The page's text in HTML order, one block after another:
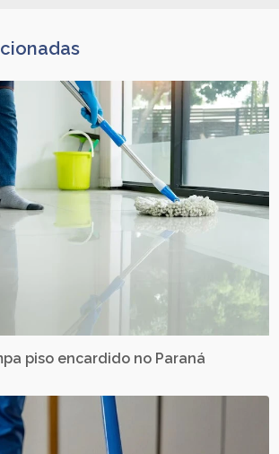
piso encardido no Paraná